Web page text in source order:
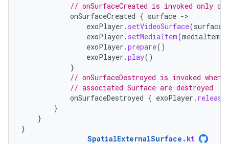
// onSurfaceCreated is invoked only
onSurfaceCreated { surface -
exoPlayer . setVideoSurface(surface
exoPlayer . setMediaItem(mediaItem
exoPlayer .prepare()
exoPlayer .play()
}
// onSurfaceDestroyed is invoked
// associated Surface are destroyed
onSurfaceDestroyed { exoPlayer . release
}
}
}
SpatialExternalSurface . kt